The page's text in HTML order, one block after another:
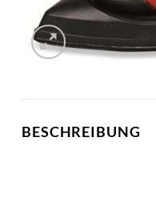
BESCHREIBUNG